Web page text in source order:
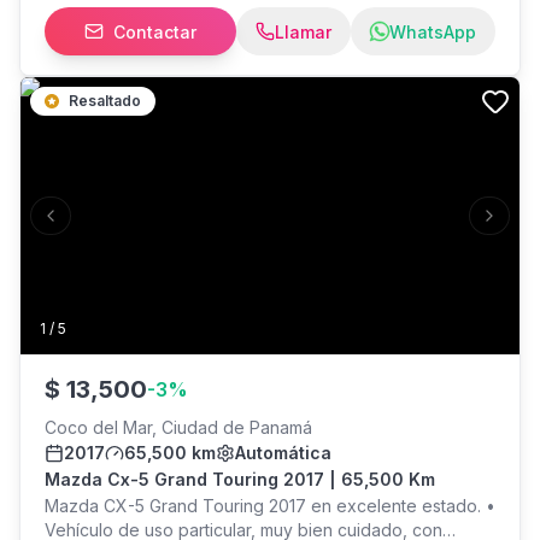
de aire o Botón de encendido o Controles en el volante
o Cámara de retroceso o Conectividad para
dispositivos móviles Contamos con más de 20 años en
el mercado ofreciendo excelentes servicios y
productos de primera calidad. Nuestros asesores te
¡Visítanos!
Contactar Llamar WhatsApp
1 / 5
Previous slide Next
Resaltado
$ 13,500-3%
Coco del Mar, Ciudad de Panamá
2017
65,500 km
Automática
Mazda Cx-5 Grand Touring 2017 | 65,500 Km
Mazda CX-5 Grand Touring 2017 en excelente estado. •
Vehículo de uso particular, muy bien cuidado, con